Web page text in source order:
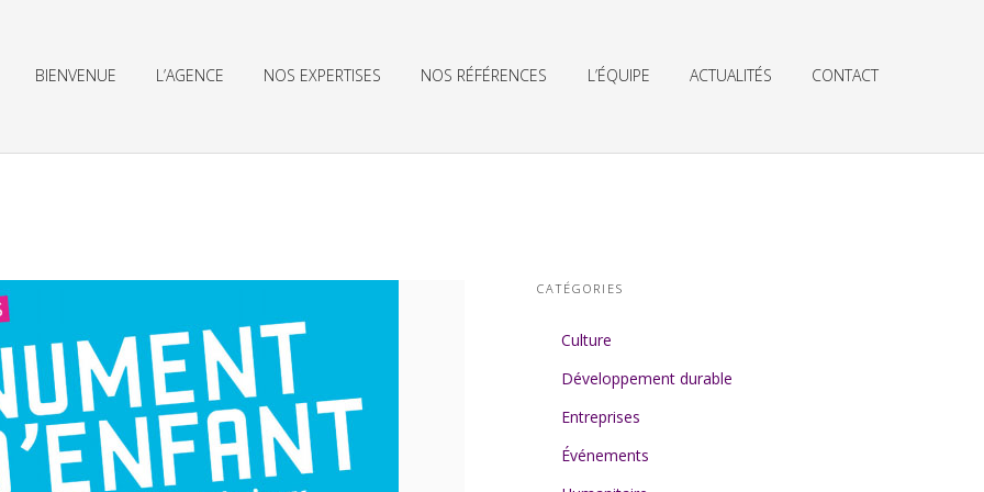
BIENVENUE L’AGENCE NOS EXPERTISES NOS RÉFÉRENCES L’ÉQUIPE ACTUALITÉS CONTACT
CATÉGORIES
Culture
Développement durable
Entreprises
Événements